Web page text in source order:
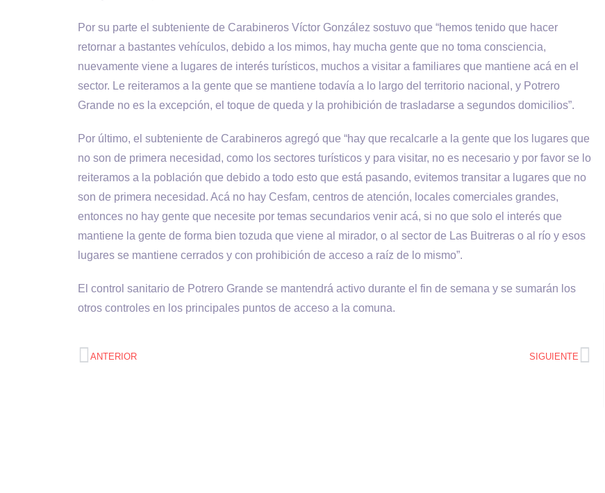
Por su parte el subteniente de Carabineros Víctor González sostuvo que “hemos tenido que hacer
retornar a bastantes vehículos, debido a los mimos, hay mucha gente que no toma consciencia,
nuevamente viene a lugares de interés turísticos, muchos a visitar a familiares que mantiene acá en el
sector. Le reiteramos a la gente que se mantiene todavía a lo largo del territorio nacional, y Potrero
Grande no es la excepción, el toque de queda y la prohibición de trasladarse a segundos domicilios”.
Por último, el subteniente de Carabineros agregó que “hay que recalcarle a la gente que los lugares que
no son de primera necesidad, como los sectores turísticos y para visitar, no es necesario y por favor se lo
reiteramos a la población que debido a todo esto que está pasando, evitemos transitar a lugares que no
son de primera necesidad. Acá no hay Cesfam, centros de atención, locales comerciales grandes,
entonces no hay gente que necesite por temas secundarios venir acá, si no que solo el interés que
mantiene la gente de forma bien tozuda que viene al mirador, o al sector de Las Buitreras o al río y esos
lugares se mantiene cerrados y con prohibición de acceso a raíz de lo mismo”.
El control sanitario de Potrero Grande se mantendrá activo durante el fin de semana y se sumarán los
otros controles en los principales puntos de acceso a la comuna.
ANTERIOR SIGUIENTE